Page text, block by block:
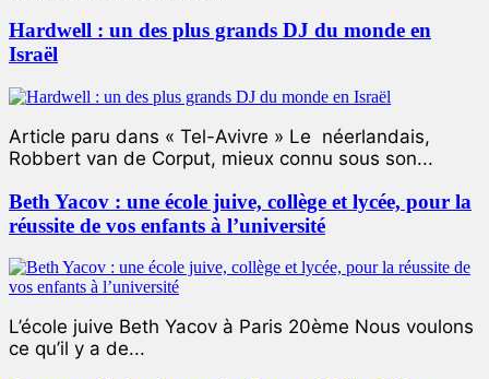
Hardwell : un des plus grands DJ du monde en
Israël
Article paru dans « Tel-Avivre » Le néerlandais,
Robbert van de Corput, mieux connu sous son...
Beth Yacov : une école juive, collège et lycée, pour la
réussite de vos enfants à l’université
L’école juive Beth Yacov à Paris 20ème Nous voulons
ce qu’il y a de...